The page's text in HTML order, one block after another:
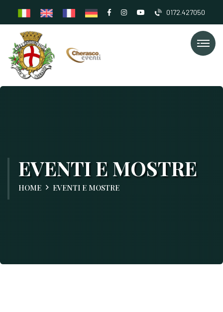
0172.427050
EVENTI E MOSTRE
HOME EVENTI E MOSTRE